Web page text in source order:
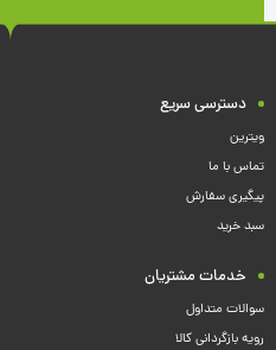
دسترسی سریع
ویترین
تماس با ما
پیگیری سفارش
سبد خرید
خدمات مشتریان
سوالات متداول
رویه بازگردانی کالا